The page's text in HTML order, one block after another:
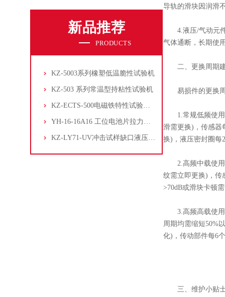
新品推荐
PRODUCTS
KZ-5003系列橡塑低温脆性试验机
KZ-503 系列常温型持粘性试验机
KZ-ECTS-500电磁铁特性试验系统
YH-16-16A16 工位电池片拉力试验机
KZ-LY71-UV冲击试样缺口液压拉床
导轨的滑块因润滑
4.液压/气动元件(
气体通断，长期使
二、更换周期
易损件的更换周
1.常规低频使用
滑需更换)，传感器
换)，液压密封圈每
2.高频中载使用
纹需立即更换)，传
>70dB或滑块卡顿
3.高频高载使用
周期均需缩短50%
化)，传动部件每6
三、维护小贴